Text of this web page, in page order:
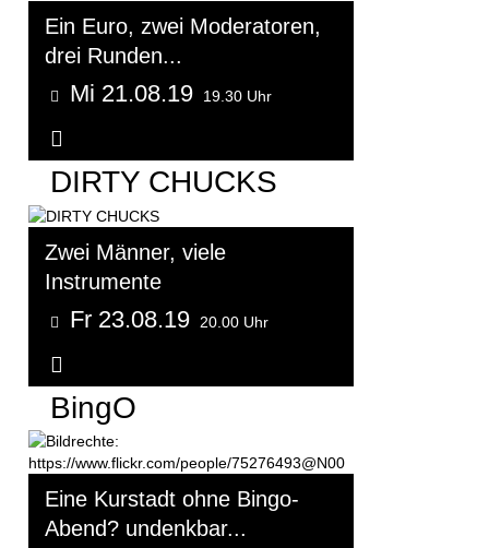
Ein Euro, zwei Moderatoren,
drei Runden...
Mi 21.08.19 19.30 Uhr
DIRTY CHUCKS
Zwei Männer, viele
Instrumente
Fr 23.08.19 20.00 Uhr
BingO
Eine Kurstadt ohne Bingo-
Abend? undenkbar...